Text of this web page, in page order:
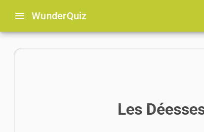
menu WunderQuiz
Les